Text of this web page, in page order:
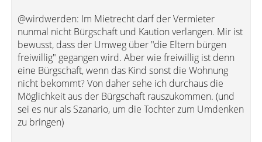
@wirdwerden: Im Mietrecht darf der Vermieter
nunmal nicht Bürgschaft und Kaution verlangen. Mir ist
bewusst, dass der Umweg über "die Eltern bürgen
freiwillig" gegangen wird. Aber wie freiwillig ist denn
eine Bürgschaft, wenn das Kind sonst die Wohnung
nicht bekommt? Von daher sehe ich durchaus die
Möglichkeit aus der Bürgschaft rauszukommen. (und
sei es nur als Szanario, um die Tochter zum Umdenken
zu bringen)